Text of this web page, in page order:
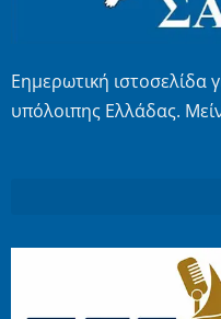
Εημερωτική ιστοσελίδα
υπόλοιπης Ελλάδας.